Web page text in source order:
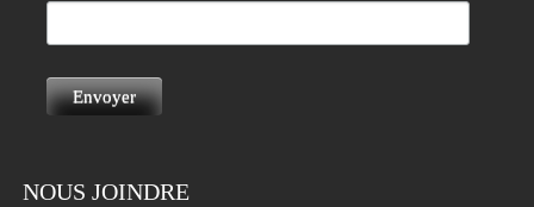
NOUS JOINDRE